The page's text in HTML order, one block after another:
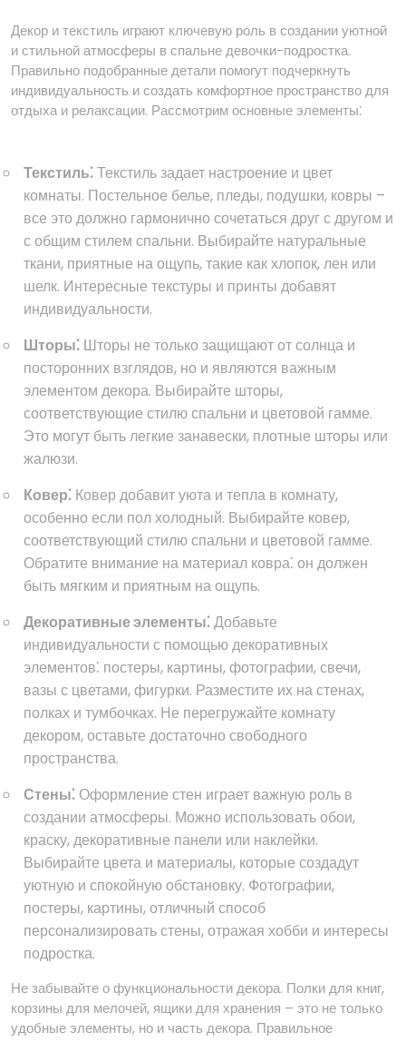
Декор и текстиль играют ключевую роль в создании уютной
и стильной атмосферы в спальне девочки-подростка.
Правильно подобранные детали помогут подчеркнуть
индивидуальность и создать комфортное пространство для
отдыха и релаксации. Рассмотрим основные элементы⁚
Текстиль⁚Текстиль задает настроение и цвет
комнаты. Постельное белье, пледы, подушки, ковры –
все это должно гармонично сочетаться друг с другом и
с общим стилем спальни. Выбирайте натуральные
ткани, приятные на ощупь, такие как хлопок, лен или
шелк. Интересные текстуры и принты добавят
индивидуальности.
Шторы⁚ Шторы не только защищают от солнца и
посторонних взглядов, но и являются важным
элементом декора. Выбирайте шторы,
соответствующие стилю спальни и цветовой гамме.
Это могут быть легкие занавески, плотные шторы или
жалюзи.
Ковер⁚ Ковер добавит уюта и тепла в комнату,
особенно если пол холодный. Выбирайте ковер,
соответствующий стилю спальни и цветовой гамме.
Обратите внимание на материал ковра⁚ он должен
быть мягким и приятным на ощупь.
Декоративные элементы⁚Добавьте
индивидуальности с помощью декоративных
элементов⁚ постеры, картины, фотографии, свечи,
вазы с цветами, фигурки. Разместите их на стенах,
полках и тумбочках. Не перегружайте комнату
декором, оставьте достаточно свободного
пространства.
Стены⁚ Оформление стен играет важную роль в
создании атмосферы. Можно использовать обои,
краску, декоративные панели или наклейки.
Выбирайте цвета и материалы, которые создадут
уютную и спокойную обстановку. Фотографии,
постеры, картины, отличный способ
персонализировать стены, отражая хобби и интересы
подростка.
Не забывайте о функциональности декора. Полки для книг,
корзины для мелочей, ящики для хранения – это не только
удобные элементы, но и часть декора. Правильное